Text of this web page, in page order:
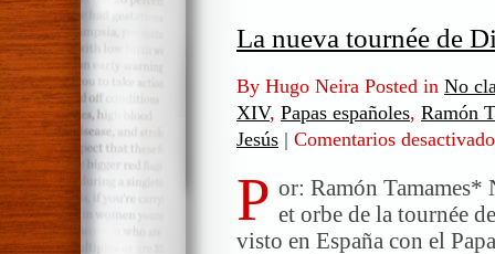
La nueva tournée de
By Hugo Neira Posted in No
XIV, Papas españoles, Ramón
Jesús | Comentarios
P or: Ramón Tamames*
et orbe de la tournée
visto en España con el